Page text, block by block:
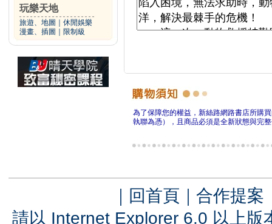
玩樂天地
旅遊、地圖
休閒娛樂
漫畫、插圖
限制級
為了保障您的權益，新絲路網路書店所購
執聯為憑），且商品必須是全新狀態與完
｜ 回首頁 ｜ 合作提案
請以 Internet Explorer 6.0 以上